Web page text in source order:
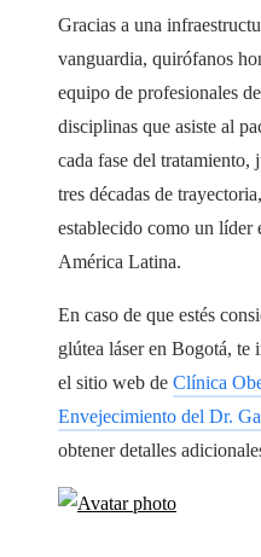
Gracias a una
vanguardia, quirófanos
equipo de profesionales
disciplinas que asiste al
cada fase del tratamiento,
tres décadas de
establecido como un líder
América Latina.
En caso de que estés
glútea láser en Bogotá, te
el sitio web de Clínica
Envejecimiento del Dr.
obtener detalles